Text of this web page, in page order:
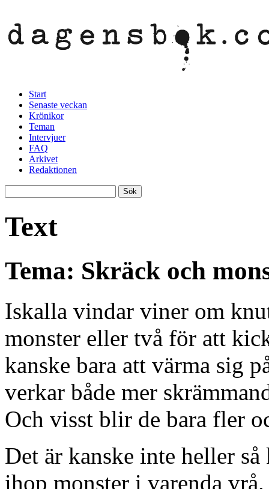
Start
Senaste veckan
Krönikor
Teman
Intervjuer
FAQ
Arkivet
Redaktionen
Text
Tema: Skräck och
Iskalla vindar viner om
monster eller två för att
kanske bara att värma sig
verkar både mer
Och visst blir de bara fler
Det är kanske inte heller
ihop monster i varenda